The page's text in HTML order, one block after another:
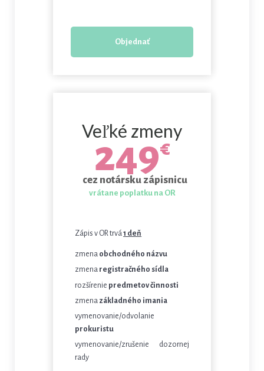
Objednať
Veľké zmeny
249€
cez notársku zápisnicu
vrátane poplatku na OR
Zápis v OR trvá1 deň
zmena obchodného názvu
zmena registračného sídla
rozšírenie predmetov činnosti
zmena základného imania
vymenovanie/odvolanie
prokuristu
vymenovanie/zrušenie dozornej
rady